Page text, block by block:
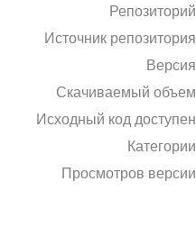
Репозиторий
Источник репозитория
Версия
Скачиваемый объем
Исходный код доступен
Категории
Просмотров версии